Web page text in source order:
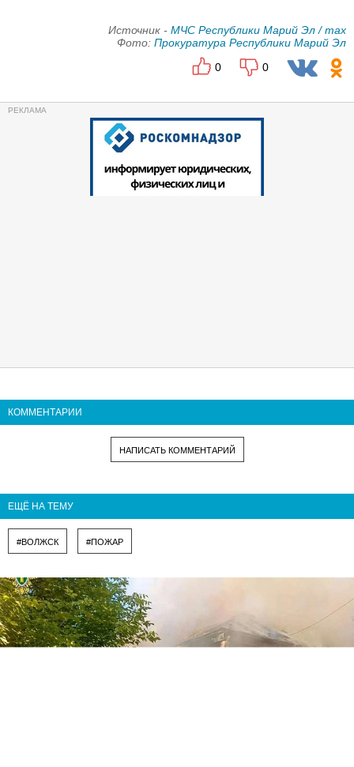
Источник - МЧС Республики Марий Эл / max
Фото: Прокуратура Республики Марий Эл
0
0
КОММЕНТАРИИ
НАПИСАТЬ КОММЕНТАРИЙ
ЕЩЁ НА ТЕМУ
#ВОЛЖСК #ПОЖАР